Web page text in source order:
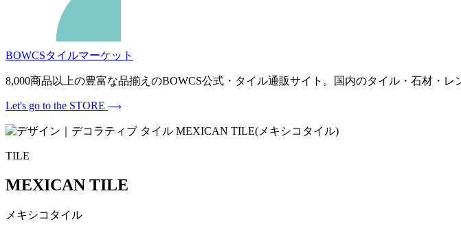
BOWCSタイルマーケット
8,000商品以上の豊富な品揃えのBOWCS公式・タイル通販サイト。国内のタイル・石材・
Let's go to the STORE
TILE
MEXICAN TILE
メキシコタイル